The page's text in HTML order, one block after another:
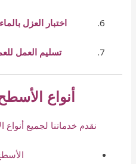
اختبار العزل بالماء
تسليم العمل
أنواع
نقدم خدماتنا لجميع